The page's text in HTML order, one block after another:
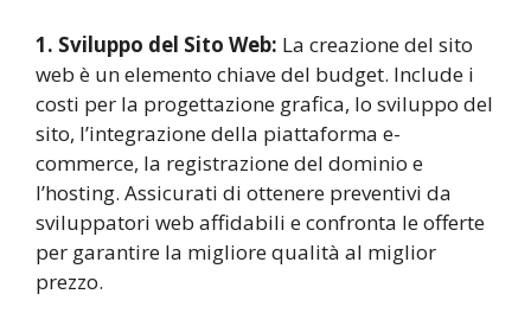
1. Sviluppo del Sito Web: La creazione del sito
web è un elemento chiave del budget. Include i
costi per la progettazione grafica, lo sviluppo del
sito, l’integrazione della piattaforma e-
commerce, la registrazione del dominio e
l’hosting. Assicurati di ottenere preventivi da
sviluppatori web affidabili e confronta le offerte
per garantire la migliore qualità al miglior
prezzo.